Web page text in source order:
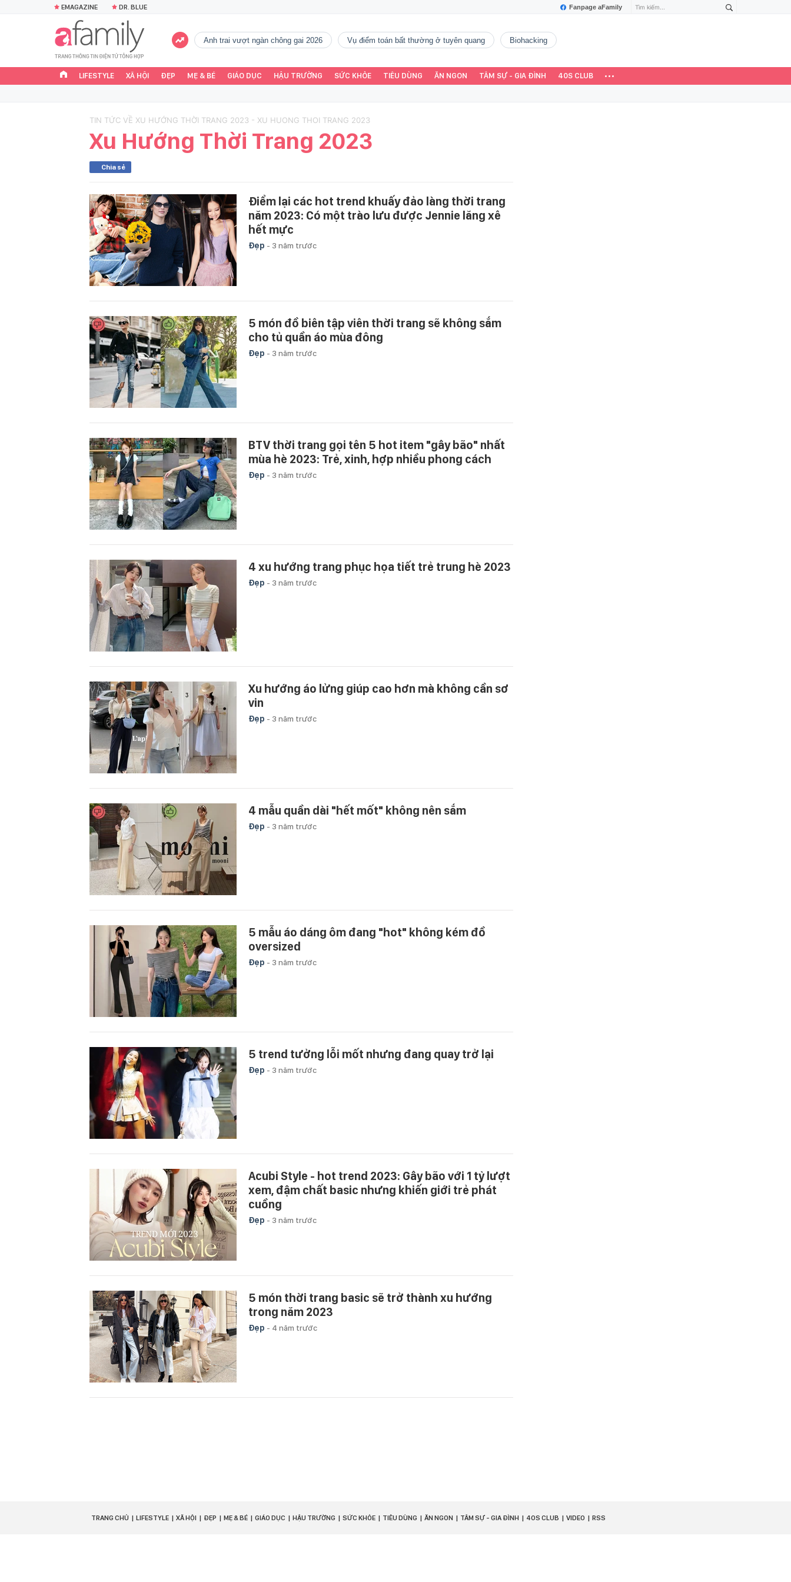
Fanpage aFamily
EMAGAZINE DR. BLUE
Anh trai vượt ngàn chông gai 2026 vụ điểm toán bất thường ở tuyên quang Biohacking
LIFESTYLE XÃ HỘI ĐẸP MẸ & BÉ GIÁO DỤC HẬU TRƯỜNG SỨC KHỎE TIÊU DÙNG ĂN NGON TÂM SỰ - GIA ĐÌNH 40S CLUB
TIN TỨC VỀ XU HƯỚNG THỜI TRANG 2023 - XU HUONG THOI TRANG 2023
Xu Hướng Thời Trang 2023
Chia sẻ
Điểm lại các hot trend khuấy đảo làng thời trang
năm 2023: Có một trào lưu được Jennie lăng xê
hết mực
Đẹp - 3 năm trước
5 món đồ biên tập viên thời trang sẽ không sắm
cho tủ quần áo mùa đông
Đẹp - 3 năm trước
BTV thời trang gọi tên 5 hot item "gây bão" nhất
mùa hè 2023: Trẻ, xinh, hợp nhiều phong cách
Đẹp - 3 năm trước
4 xu hướng trang phục họa tiết trẻ trung hè 2023
Đẹp - 3 năm trước
Xu hướng áo lửng giúp cao hơn mà không cần sơ
vin
Đẹp - 3 năm trước
4 mẫu quần dài "hết mốt" không nên sắm
Đẹp - 3 năm trước
5 mẫu áo dáng ôm đang "hot" không kém đồ
oversized
Đẹp - 3 năm trước
5 trend tưởng lỗi mốt nhưng đang quay trở lại
Đẹp - 3 năm trước
Acubi Style - hot trend 2023: Gây bão với 1 tỷ lượt
xem, đậm chất basic nhưng khiến giới trẻ phát
cuồng
Đẹp - 3 năm trước
5 món thời trang basic sẽ trở thành xu hướng
trong năm 2023
Đẹp - 4 năm trước
TRANG CHỦ LIFESTYLE XÃ HỘI ĐẸP MẸ & BÉ GIÁO DỤC HẬU TRƯỜNG SỨC KHỎE TIÊU DÙNG ĂN NGON TÂM SỰ - GIA ĐÌNH 40S CLUB VIDEO RSS